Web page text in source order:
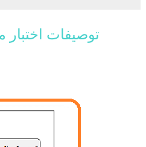
​توصيفات اختبار